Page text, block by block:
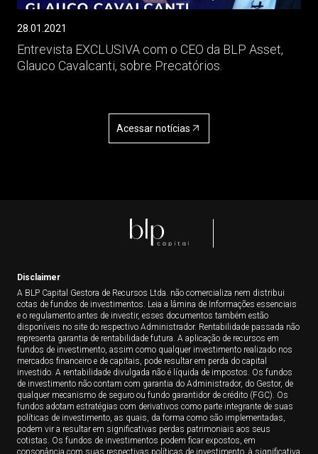
28.01.2021
Entrevista EXCLUSIVA com o CEO da BLP Asset,
Glauco Cavalcanti, sobre Precatórios.
Acessar notícias
Disclaimer
A BLP Capital Gestora de Recursos Ltda. não comercializa nem distribui
cotas de fundos de investimentos. Leia a lâmina de Informações essenciais
e o regulamento antes de investir, esses documentos também estão
disponíveis no site do respectivo Administrador. Rentabilidade passada não
representa garantia de rentabilidade futura. A aplicação de recursos em
fundos de investimento, assim como qualquer investimento realizado nos
mercados financeiro e de capitais, pode resultar em perda do capital
investido. A rentabilidade divulgada não é líquida de impostos. Os fundos
de investimento não contam com garantia do Administrador, do Gestor, de
qualquer mecanismo de seguro ou fundo garantidor de crédito (FGC). Os
fundos adotam estratégias com derivativos como parte integrante de suas
políticas de investimento, as quais, da forma como são implementadas,
podem vir a resultar em significativas perdas patrimoniais aos seus
cotistas. Os fundos de investimentos podem ficar expostos, em
consonância com suas respectivas políticas de investimento, à significativa